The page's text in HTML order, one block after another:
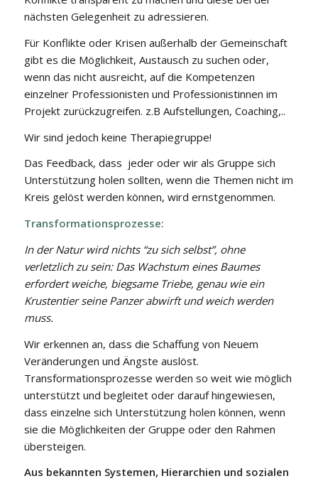
nächsten Gelegenheit zu adressieren.
Für Konflikte oder Krisen außerhalb der Gemeinschaft
gibt es die Möglichkeit, Austausch zu suchen oder,
wenn das nicht ausreicht, auf die Kompetenzen
einzelner Professionisten und Professionistinnen im
Projekt zurückzugreifen. z.B Aufstellungen, Coaching,..
Wir sind jedoch keine Therapiegruppe!
Das Feedback, dass jeder oder wir als Gruppe sich
Unterstützung holen sollten, wenn die Themen nicht im
Kreis gelöst werden können, wird ernstgenommen.
Transformationsprozesse:
In der Natur wird nichts “zu sich selbst”, ohne
verletzlich zu sein: Das Wachstum eines Baumes
erfordert weiche, biegsame Triebe, genau wie ein
Krustentier seine Panzer abwirft und weich werden
muss.
Wir erkennen an, dass die Schaffung von Neuem
Veränderungen und Ängste auslöst.
Transformationsprozesse werden so weit wie möglich
unterstützt und begleitet oder darauf hingewiesen,
dass einzelne sich Unterstützung holen können, wenn
sie die Möglichkeiten der Gruppe oder den Rahmen
übersteigen.
Aus bekannten Systemen, Hierarchien und sozialen